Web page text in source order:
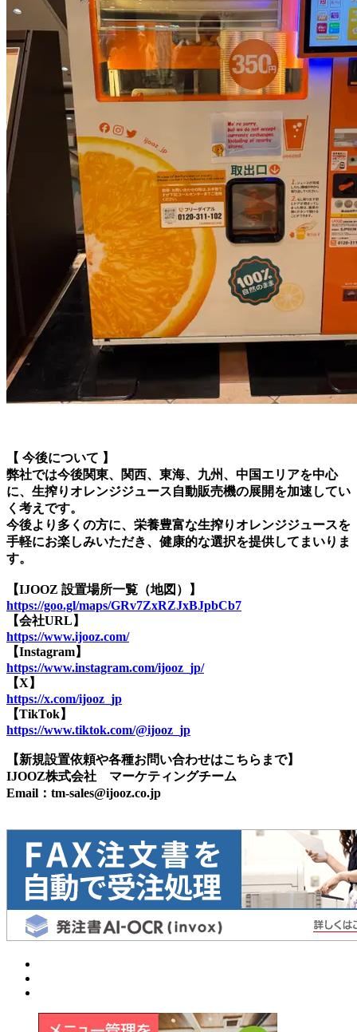
【 今後について 】
弊社では今後関東、関西、東海、九州、中国エリアを中心
に、生搾りオレンジジュース自動販売機の展開を加速してい
く考えです。
今後より多くの方に、栄養豊富な生搾りオレンジジュースを
手軽にお楽しみいただき、健康的な選択を提供してまいりま
す。
【IJOOZ 設置場所一覧（地図）】
https://goo.gl/maps/GRv7ZxRZJxBJpbCb7
【会社URL】
https://www.ijooz.com/
【Instagram】
https://www.instagram.com/ijooz_jp/
【X】
https://x.com/ijooz_jp
【TikTok】
https://www.tiktok.com/@ijooz_jp
【新規設置依頼や各種お問い合わせはこちらまで】
IJOOZ株式会社 マーケティングチーム
Email：tm-sales@ijooz.co.jp